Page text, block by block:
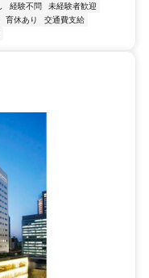
経験不問
未経験者歓迎
育休あり
交通費支給